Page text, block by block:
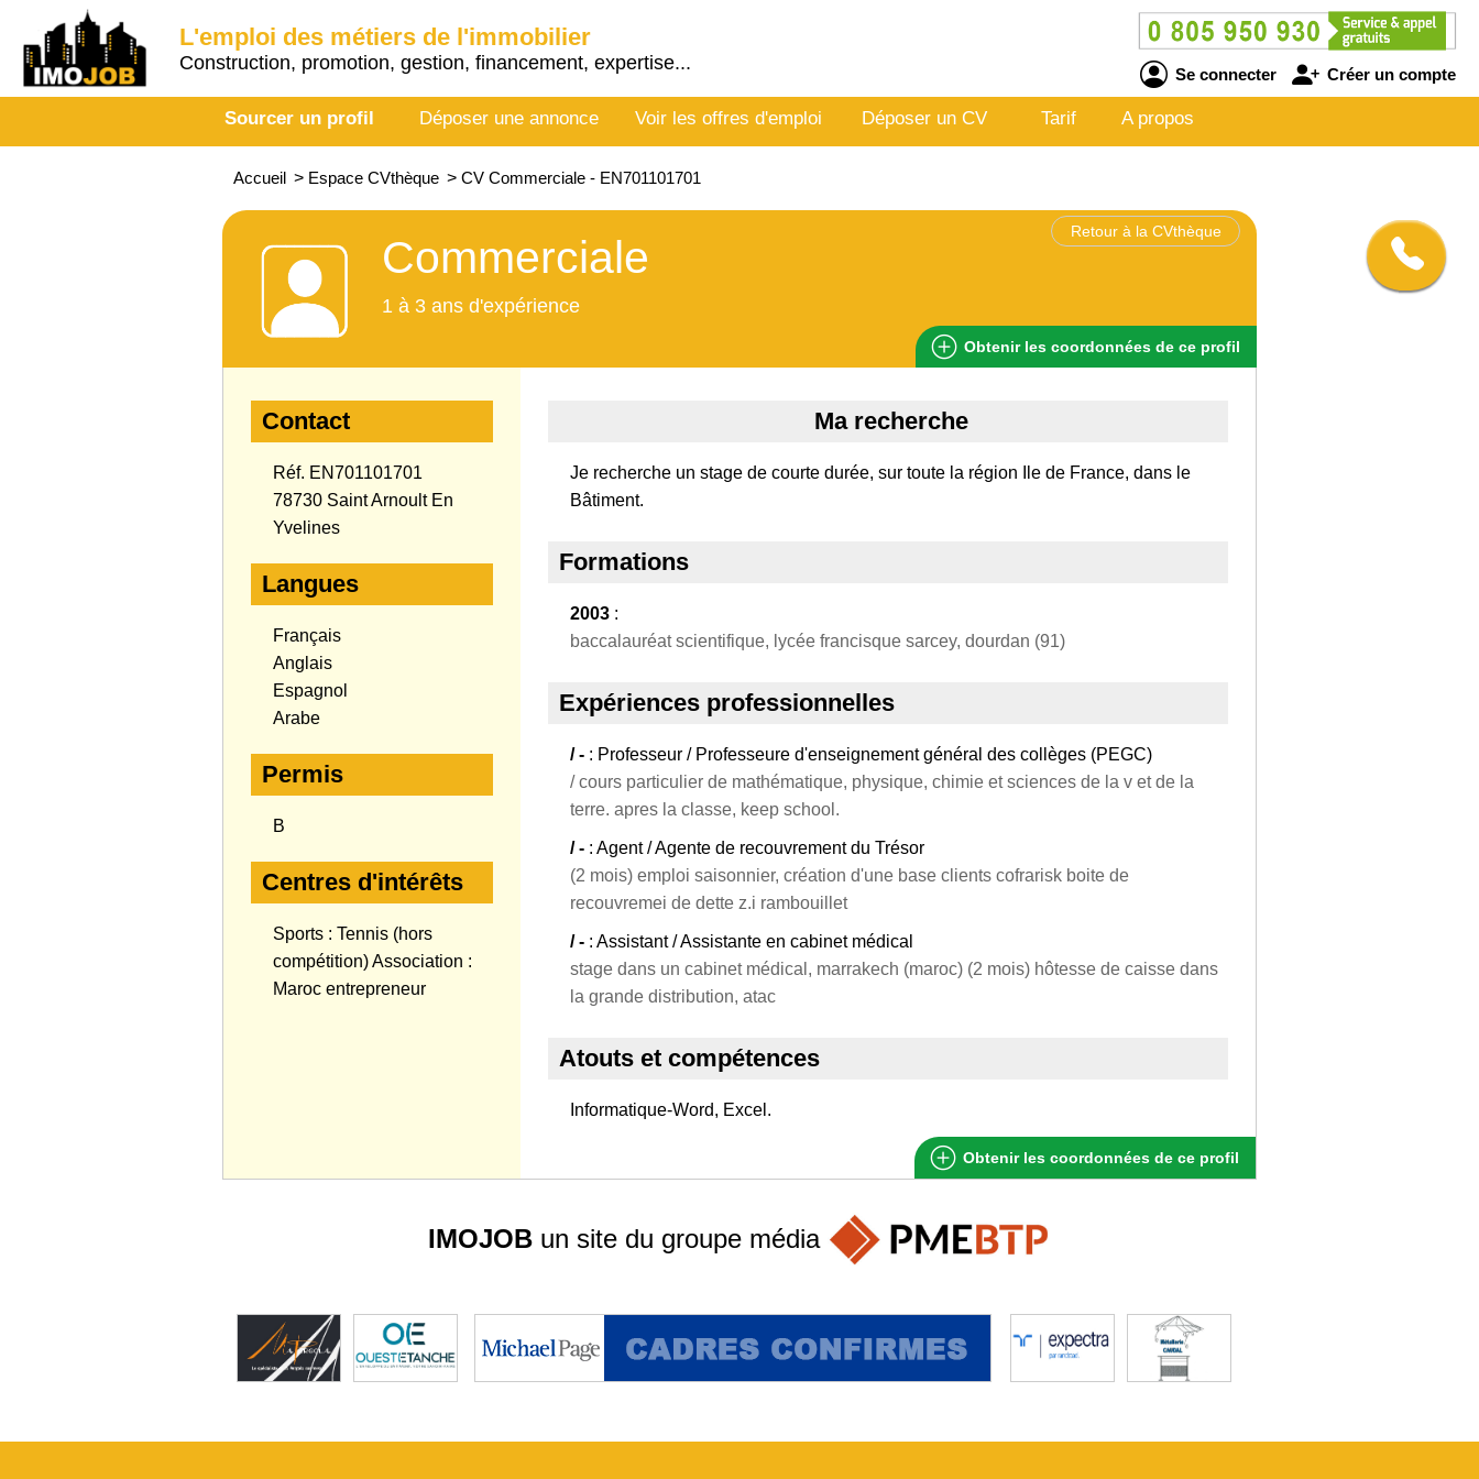
L'emploi des métiers de l'immobilier
Construction, promotion, gestion, financement, expertise...
Se connecter Créer un compte
Sourcer un profil Déposer une annonce Voir les offres d'emploi Déposer un CV Tarif A propos
Accueil > Espace CVthèque > CV Commerciale - EN701101701
Retour à la CVthèque
Commerciale
1 à 3 ans d'expérience
Obtenir les coordonnées de ce profil
Contact
Réf. EN701101701
78730 Saint Arnoult En
Yvelines
Langues
Français
Anglais
Espagnol
Arabe
Permis
B
Centres d'intérêts
Sports : Tennis (hors
compétition) Association :
Maroc entrepreneur
Ma recherche
Je recherche un stage de courte durée, sur toute la région Ile de France, dans le
Bâtiment.
Formations
2003 :
baccalauréat scientifique, lycée francisque sarcey, dourdan (91)
Expériences professionnelles
/ - : Professeur / Professeure d'enseignement général des collèges (PEGC)
/ cours particulier de mathématique, physique, chimie et sciences de la v et de la
terre. apres la classe, keep school.
/ - : Agent / Agente de recouvrement du Trésor
(2 mois) emploi saisonnier, création d'une base clients cofrarisk boite de
recouvremei de dette z.i rambouillet
/ - : Assistant / Assistante en cabinet médical
stage dans un cabinet médical, marrakech (maroc) (2 mois) hôtesse de caisse dans
la grande distribution, atac
Atouts et compétences
Informatique-Word, Excel.
Obtenir les coordonnées de ce profil
IMOJOB un site du groupe média